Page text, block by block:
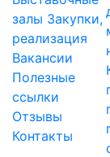
залы Закупки,
реализация
Вакансии
Полезные
ссылки
Отзывы
Контакты